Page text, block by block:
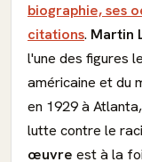
biographie, ses
citations. Martin
l'une des figures
américaine et du
en 1929 à
lutte contre le
œuvre est à la